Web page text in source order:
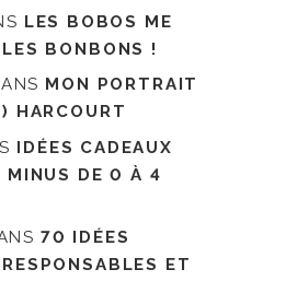
LES BOBOS ME
BONBONS !
MON PORTRAIT
HARCOURT
IDÉES CADEAUX
MINUS DE 0 À 4
70 IDÉES
ET